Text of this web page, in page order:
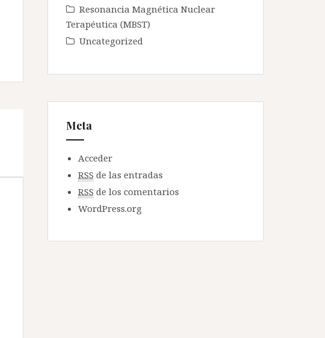
Resonancia Magnética Nuclear
Terapéutica (MBST)
Uncategorized
Meta
Acceder
RSS de las entradas
RSS de los comentarios
WordPress.org